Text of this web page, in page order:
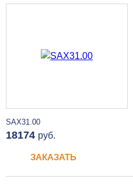
SAX31.00
18174 руб.
ЗАКАЗАТЬ